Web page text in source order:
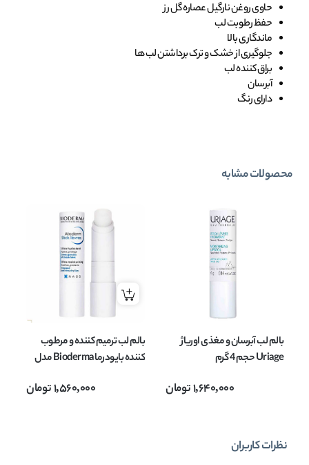
حاوی روغن نارگیل عصاره گل رز
حفظ رطوبت لب
ماندگاری بالا
جلوگیری از خشک و ترک برداشتن لب ها
براق کننده لب
آبرسان
دارای رنگ
محصولات مشابه
بالم لب آبرسان و مغذی اوریاژ
Uriage حجم 4 گرم
1,640,000تومان
بالم لب ترمیم کننده و مرطوب
کننده بایودرما Bioderma مدل
1,560,000تومان
نظرات کاربران